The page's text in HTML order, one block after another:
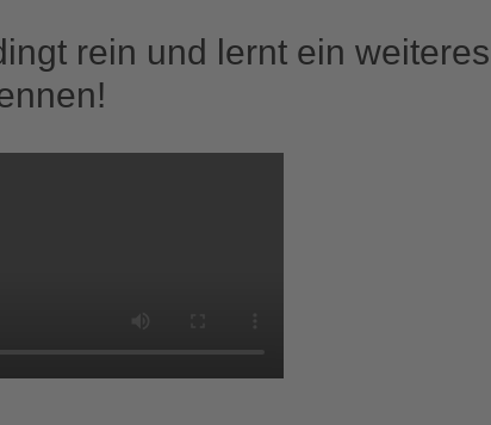
rein und lernt ein